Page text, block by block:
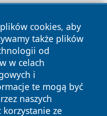
cookies, aby
także plików
od
w celach
i
te mogą być
naszych
ze
prawa
Polityka